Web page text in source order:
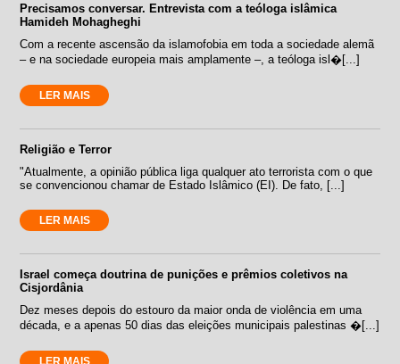
Precisamos conversar. Entrevista com a teóloga islâmica
Hamideh Mohagheghi
Com a recente ascensão da islamofobia em toda a sociedade alemã
– e na sociedade europeia mais amplamente –, a teóloga isl�[...]
LER MAIS
Religião e Terror
"Atualmente, a opinião pública liga qualquer ato terrorista com o que
se convencionou chamar de Estado Islâmico (EI). De fato, [...]
LER MAIS
Israel começa doutrina de punições e prêmios coletivos na
Cisjordânia
Dez meses depois do estouro da maior onda de violência em uma
década, e a apenas 50 dias das eleições municipais palestinas �[...]
LER MAIS